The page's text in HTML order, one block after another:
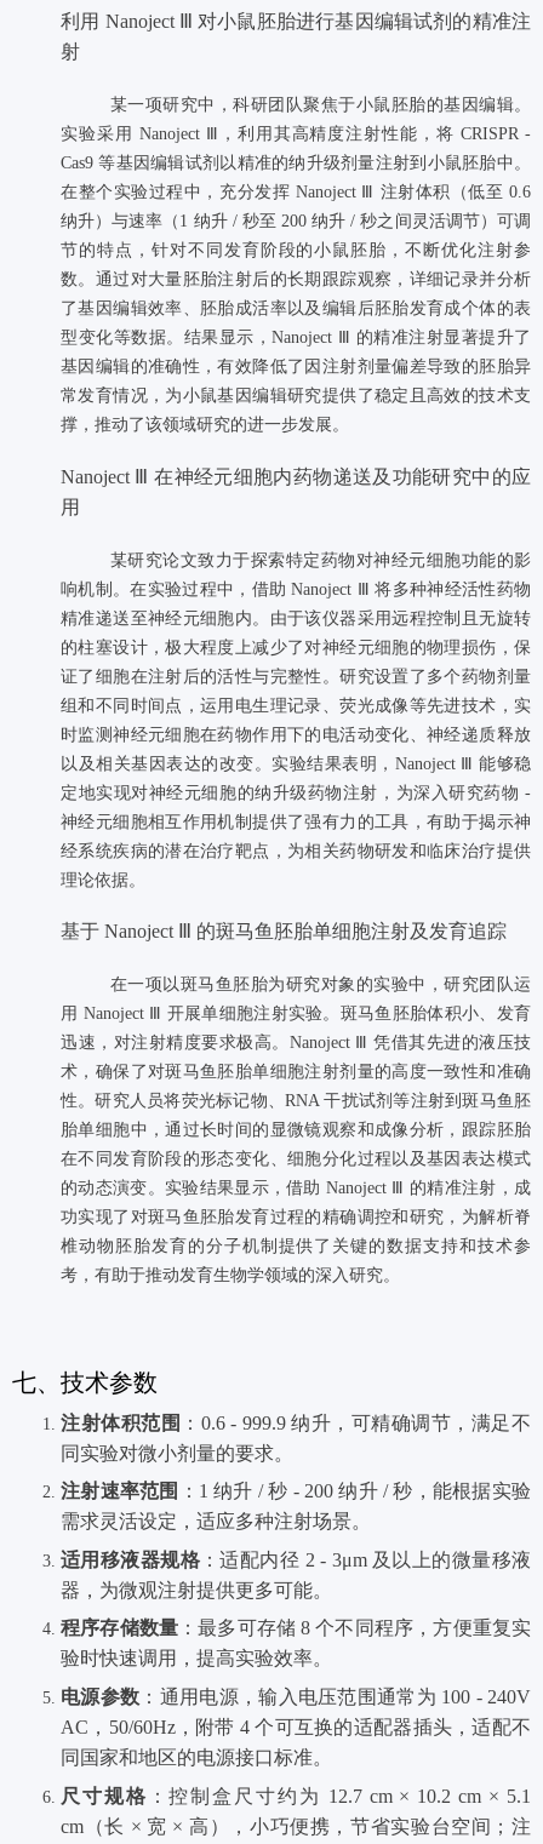
利用 Nanoject Ⅲ 对小鼠胚胎进行基因编辑试剂的精准注
射
某一项研究中，科研团队聚焦于小鼠胚胎的基因编辑。
实验采用 Nanoject Ⅲ，利用其高精度注射性能，将 CRISPR -
Cas9 等基因编辑试剂以精准的纳升级剂量注射到小鼠胚胎中。
在整个实验过程中，充分发挥 Nanoject Ⅲ 注射体积（低至 0.6
纳升）与速率（1 纳升 / 秒至 200 纳升 / 秒之间灵活调节）可调
节的特点，针对不同发育阶段的小鼠胚胎，不断优化注射参
数。通过对大量胚胎注射后的长期跟踪观察，详细记录并分析
了基因编辑效率、胚胎成活率以及编辑后胚胎发育成个体的表
型变化等数据。结果显示，Nanoject Ⅲ 的精准注射显著提升了
基因编辑的准确性，有效降低了因注射剂量偏差导致的胚胎异
常发育情况，为小鼠基因编辑研究提供了稳定且高效的技术支
撑，推动了该领域研究的进一步发展。
Nanoject Ⅲ 在神经元细胞内药物递送及功能研究中的应
用
​​​​​​​某研究论文致力于探索特定药物对神经元细胞功能的影
响机制。在实验过程中，借助 Nanoject Ⅲ 将多种神经活性药物
精准递送至神经元细胞内。由于该仪器采用远程控制且无旋转
的柱塞设计，极大程度上减少了对神经元细胞的物理损伤，保
证了细胞在注射后的活性与完整性。研究设置了多个药物剂量
组和不同时间点，运用电生理记录、荧光成像等先进技术，实
时监测神经元细胞在药物作用下的电活动变化、神经递质释放
以及相关基因表达的改变。实验结果表明，Nanoject Ⅲ 能够稳
定地实现对神经元细胞的纳升级药物注射，为深入研究药物 -
神经元细胞相互作用机制提供了强有力的工具，有助于揭示神
经系统疾病的潜在治疗靶点，为相关药物研发和临床治疗提供
理论依据。
基于 Nanoject Ⅲ 的斑马鱼胚胎单细胞注射及发育追踪
​​​​​​​在一项以斑马鱼胚胎为研究对象的实验中，研究团队运
用 Nanoject Ⅲ 开展单细胞注射实验。斑马鱼胚胎体积小、发育
迅速，对注射精度要求极高。Nanoject Ⅲ 凭借其先进的液压技
术，确保了对斑马鱼胚胎单细胞注射剂量的高度一致性和准确
性。研究人员将荧光标记物、RNA 干扰试剂等注射到斑马鱼胚
胎单细胞中，通过长时间的显微镜观察和成像分析，跟踪胚胎
在不同发育阶段的形态变化、细胞分化过程以及基因表达模式
的动态演变。实验结果显示，借助 Nanoject Ⅲ 的精准注射，成
功实现了对斑马鱼胚胎发育过程的精确调控和研究，为解析脊
椎动物胚胎发育的分子机制提供了关键的数据支持和技术参
考，有助于推动发育生物学领域的深入研究。
七、技术参数
注射体积范围 ：0.6 - 999.9 纳升，可精确调节，满足不
同实验对微小剂量的要求。
注射速率范围
：1 纳升 / 秒 - 200 纳升 / 秒，能根据实验
需求灵活设定，适应多种注射场景。
适用移液器规格 ：适配内径 2 - 3μm 及以上的微量移液
器，为微观注射提供更多可能。
程序存储数量 ：最多可存储 8 个不同程序，方便重复实
验时快速调用，提高实验效率。
电源参数 ：通用电源，输入电压范围通常为 100 - 240V
AC，50/60Hz，附带 4 个可互换的适配器插头，适配不
同国家和地区的电源接口标准。
尺寸规格 ：控制盒尺寸约为 12.7 cm × 10.2 cm × 5.1
cm（长 × 宽 × 高），小巧便携，节省实验台空间；注